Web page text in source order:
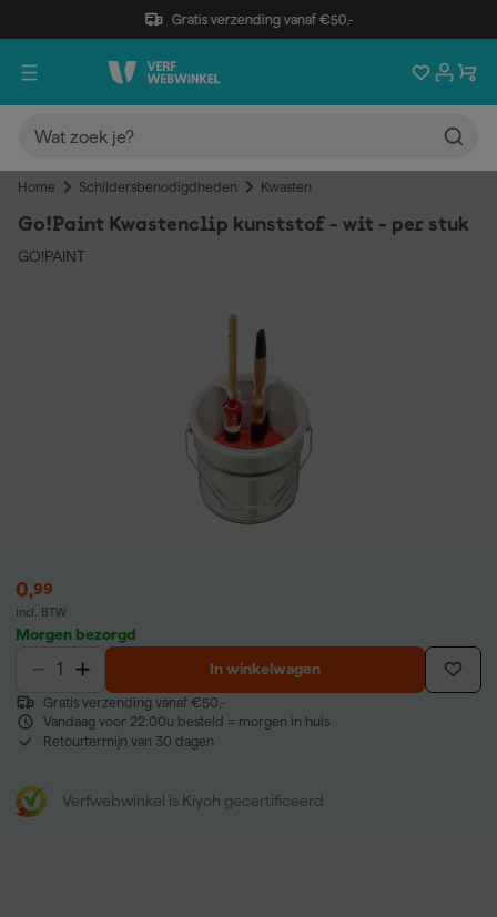
Gratis verzending vanaf €50,-
Home Schildersbenodigdheden Kwasten
Go!Paint Kwastenclip kunststof - wit - per stuk
GO!PAINT
0,99
incl. BTW
Morgen bezorgd
In winkelwagen
Gratis verzending vanaf €50,-
Vandaag voor 22:00u besteld = morgen in huis
Retourtermijn van 30 dagen
Verfwebwinkel is Kiyoh gecertificeerd